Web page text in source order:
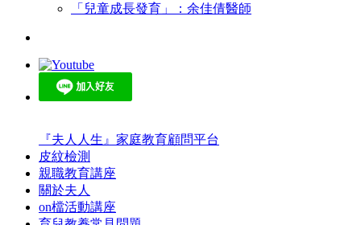
「兒童成長發育」：余佳倩醫師
『夫人人生』家庭教育顧問平台
皮紋檢測
親職教育講座
關於夫人
on檔活動講座